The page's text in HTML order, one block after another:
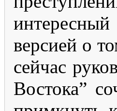
версией о
сейчас
Востока”